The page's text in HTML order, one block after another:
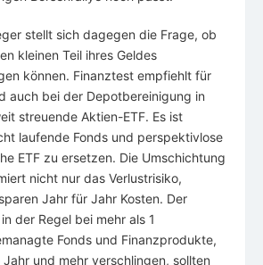
stellt sich dagegen die Frage, ob
kleinen Teil ihres Geldes
können. Finanztest empfiehlt für
auch bei der Depotbereinigung in
streuende Aktien-ETF. Es ist
laufende Fonds und perspektivlose
ETF zu ersetzen. Die Umschichtung
nicht nur das Verlustrisiko,
Jahr für Jahr Kosten. Der
der Regel bei mehr als 1
Fonds und Finanzprodukte,
und mehr verschlingen, sollten